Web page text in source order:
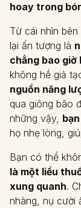
hoay trong
Từ cái nhìn
lại ấn tượng là
chẳng bao giờ
không hề giả
nguồn năng
qua giông bão
những vậy,
họ nhẹ lòng,
Bạn có thể
là một liều
xung quanh.
nhàng, nụ cười